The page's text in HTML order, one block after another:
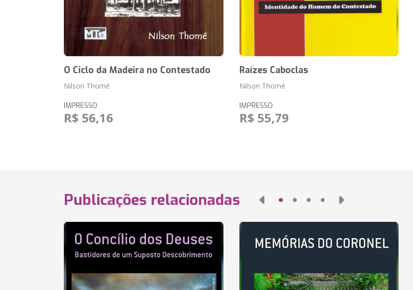
O Ciclo da Madeira no Contestado
Nilson Thomé
IMPRESSO
R$ 56,16
Raízes Caboclas
Nilson Thomé
IMPRESSO
R$ 55,79
Publicações relacionadas